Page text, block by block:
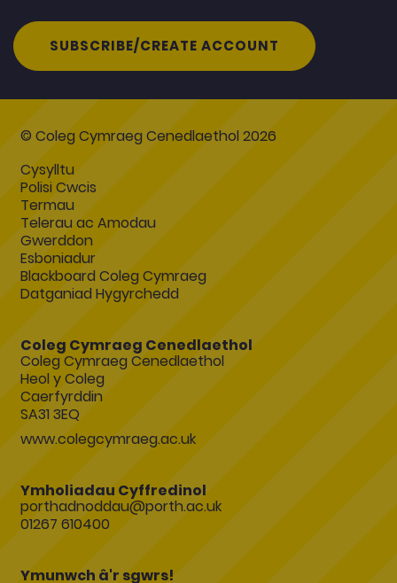
SUBSCRIBE/CREATE ACCOUNT
© Coleg Cymraeg Cenedlaethol 2026
Cysylltu
Polisi Cwcis
Termau
Telerau ac Amodau
Gwerddon
Esboniadur
Blackboard Coleg Cymraeg
Datganiad Hygyrchedd
Coleg Cymraeg Cenedlaethol
Coleg Cymraeg Cenedlaethol
Heol y Coleg
Caerfyrddin
SA31 3EQ
www.colegcymraeg.ac.uk
Ymholiadau Cyffredinol
porthadnoddau@porth.ac.uk
01267 610400
Ymunwch â'r sgwrs!